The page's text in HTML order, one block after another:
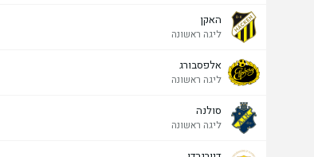
האקן
ליגה ראשונה
אלפסבורג
ליגה ראשונה
סולנה
ליגה ראשונה